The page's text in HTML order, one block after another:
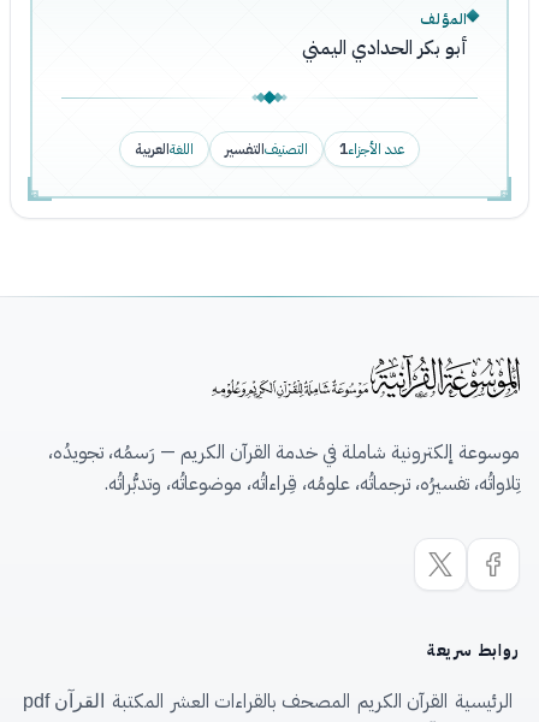
المؤلف
أبو بكر الحدادي اليمني
عدد الأجزاء1 التصنيفالتفسير اللغةالعربية
موسوعة إلكترونية شاملة في خدمة القرآن الكريم — رَسمُه، تجويدُه،
تِلاواتُه، تفسيرُه، ترجماتُه، علومُه، قِراءاتُه، موضوعاتُه، وتدبُّراتُه.
روابط سريعة
الرئيسية القرآن الكريم المصحف بالقراءات العشر المكتبة القرآن pdf